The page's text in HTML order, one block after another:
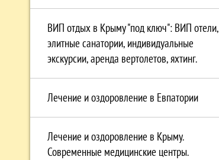
ВИП отдых в Крыму "под ключ": ВИП отели,
элитные санатории, индивидуальные
экскурсии, аренда вертолетов, яхтинг.
Лечение и оздоровление в Евпатории
Лечение и оздоровление в Крыму.
Современные медицинские центры.